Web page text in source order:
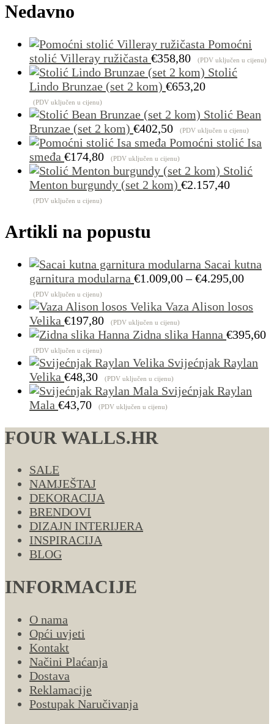
Nedavno
Pomoćni
stolić Villeray ružičasta €358,80 (PDV uključen u cijenu)
Stolić
Lindo Brunzae (set 2 kom) €653,20
(PDV uključen u cijenu)
Stolić Bean
Brunzae (set 2 kom) €402,50 (PDV uključen u cijenu)
Pomoćni stolić Isa
smeđa €174,80 (PDV uključen u cijenu)
Stolić
Menton burgundy (set 2 kom) €2.157,40
(PDV uključen u cijenu)
Artikli na popustu
Sacai kutna
garnitura modularna €1.009,00 – €4.295,00
od
do
(PDV uključen u cijenu)
Vaza Alison losos
Velika €197,80 (PDV uključen u cijenu)
Zidna slika Hanna €395,60
(PDV uključen u cijenu)
Svijećnjak Raylan
Velika €48,30 (PDV uključen u cijenu)
Svijećnjak Raylan
Mala €43,70 (PDV uključen u cijenu)
FOUR WALLS.HR
SALE
NAMJEŠTAJ
DEKORACIJA
BRENDOVI
DIZAJN INTERIJERA
INSPIRACIJA
BLOG
INFORMACIJE
O nama
Opći uvjeti
Kontakt
Načini Plaćanja
Dostava
Reklamacije
Postupak Naručivanja